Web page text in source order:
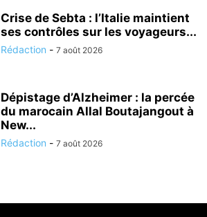
Crise de Sebta : l’Italie maintient
ses contrôles sur les voyageurs...
Rédaction - 7 août 2026
Dépistage d’Alzheimer : la percée
du marocain Allal Boutajangout à
New...
Rédaction - 7 août 2026